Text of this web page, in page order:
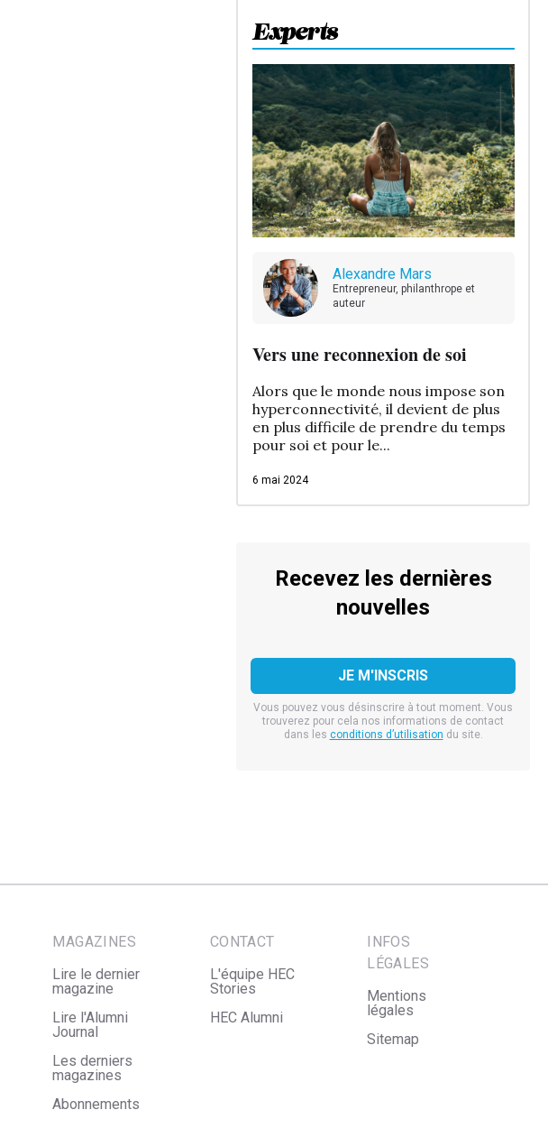
Experts
Alexandre Mars
Entrepreneur, philanthrope et
auteur
Vers une reconnexion de soi
Alors que le monde nous impose son
hyperconnectivité, il devient de plus
en plus difficile de prendre du temps
pour soi et pour le...
6 mai 2024
Recevez les dernières
nouvelles
Vous pouvez vous désinscrire à tout moment. Vous
trouverez pour cela nos informations de contact
dans les conditions d’utilisation du site.
MAGAZINES
Lire le dernier
magazine
Lire l'Alumni
Journal
Les derniers
magazines
Abonnements
CONTACT
L'équipe HEC
Stories
HEC Alumni
INFOS
LÉGALES
Mentions
légales
Sitemap